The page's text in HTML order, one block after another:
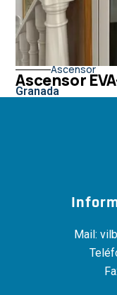
Ascensor
Ascensor
Granada
Mail: